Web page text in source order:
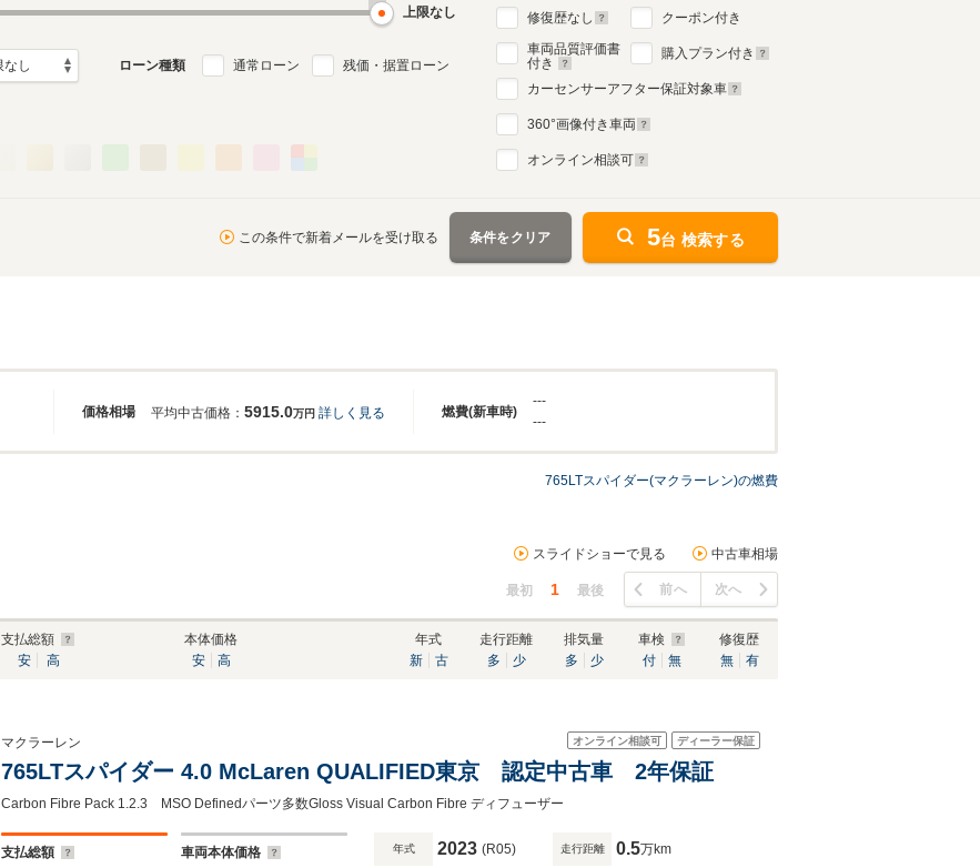
上限なし
ローン種類 通常ローン 残価・据置ローン
修復歴なし
車両品質評価書
付き
クーポン付き
購入プラン付き
カーセンサーアフター保証対象車
360°画像付き車両
オンライン相談可
この条件で新着メールを受け取る 条件をクリア 5台 検索する
価格相場 燃費(新車時)
平均中古価格： 5915.0万円 詳しく見る
---
---
765LTスパイダー(マクラーレン)の燃費
スライドショーで見る 中古車相場
最初 1 最後 前へ 次へ
支払総額
安
高
本体価格
安
高
年式
新
古
走行距離
多
少
排気量
多
少
車検
付
無
修復歴
無
有
オンライン相談可 ディーラー保証
マクラーレン
765LTスパイダー 4.0 McLaren QUALIFIED東京 認定中古車 2年保証
Carbon Fibre Pack 1.2.3 MSO Definedパーツ多数Gloss Visual Carbon Fibre ディフューザー
支払総額 車両本体価格 年式 2023 (R05) 走行距離 0.5万km